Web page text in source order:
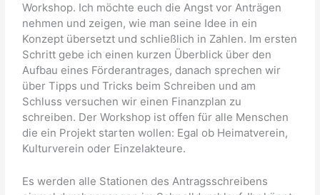
Workshop. Ich möchte euch die Angst vor Anträgen
nehmen und zeigen, wie man seine Idee in ein
Konzept übersetzt und schließlich in Zahlen. Im ersten
Schritt gebe ich einen kurzen Überblick über den
Aufbau eines Förderantrages, danach sprechen wir
über Tipps und Tricks beim Schreiben und am
Schluss versuchen wir einen Finanzplan zu
schreiben. Der Workshop ist offen für alle Menschen
die ein Projekt starten wollen: Egal ob Heimatverein,
Kulturverein oder Einzelakteure.
Es werden alle Stationen des Antragsschreibens